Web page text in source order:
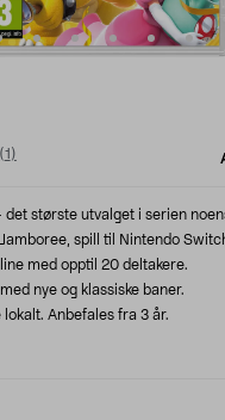
(1 )
det største utvalget i serien
spill til Nintendo
med opptil 20 deltakere.
nye og klassiske baner.
Anbefales fra 3 år.